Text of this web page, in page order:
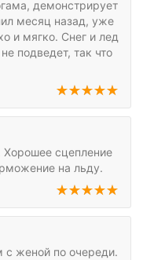
демонстрирует
месяц назад, уже
и мягко. Снег и лед
подведет, так что
Хорошее сцепление
на льду.
с женой по очереди.